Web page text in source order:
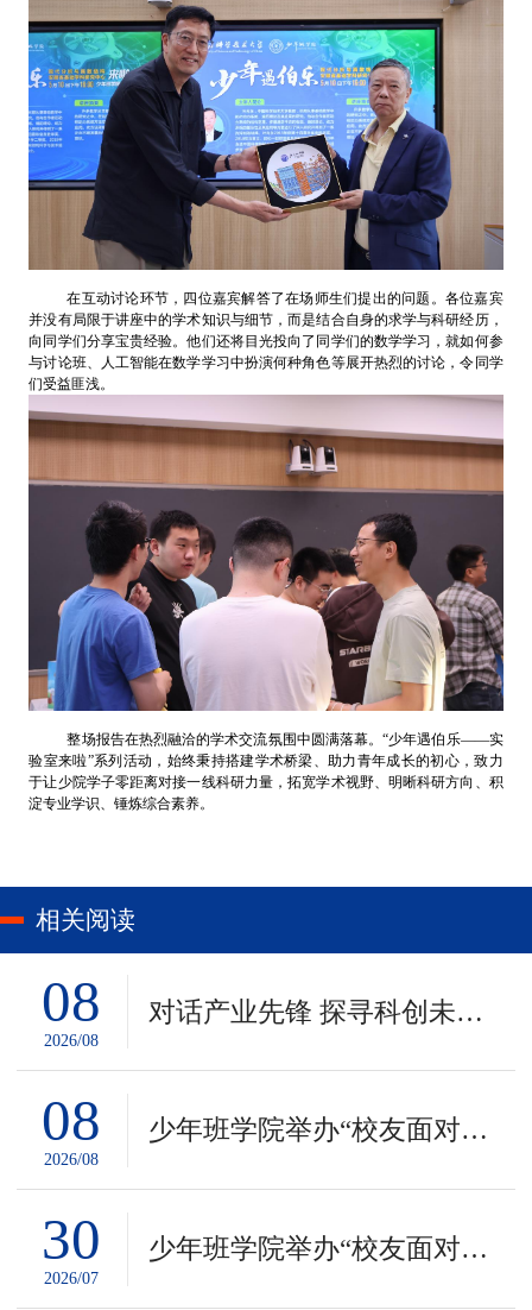
在互动讨论环节，四位嘉宾解答了在场师生们提出的问题。各位嘉宾
并没有局限于讲座中的学术知识与细节，而是结合自身的求学与科研经历，
向同学们分享宝贵经验。他们还将目光投向了同学们的数学学习，就如何参
与讨论班、人工智能在数学学习中扮演何种角色等展开热烈的讨论，令同学
们受益匪浅。
整场报告在热烈融洽的学术交流氛围中圆满落幕。“少年遇伯乐——实
验室来啦”系列活动，始终秉持搭建学术桥梁、助力青年成长的初心，致力
于让少院学子零距离对接一线科研力量，拓宽学术视野、明晰科研方向、积
淀专业学识、锤炼综合素养。
相关阅读
08
2026/08
对话产业先锋 探寻科创未来——少年班学院蔷薇访学深圳行
08
2026/08
少年班学院举办“校友面对面”第十一期活动：在深工作校友代表
30
2026/07
少年班学院举办“校友面对面”第十期活动：在京工作校友代表